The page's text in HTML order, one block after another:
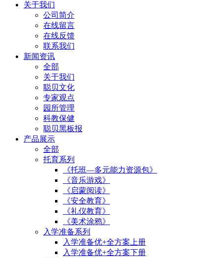
关于我们
公司简介
在线留言
在线反馈
联系我们
新闻资讯
全部
关于我们
聪贝文化
专家观点
园所管理
科教保健
聪贝黑板报
产品展示
全部
托育系列
《托班—多元能力资源包》
《音乐游戏》
《启蒙阅读》
《安全教育》
《礼仪教育》
《美术涂鸦》
入学准备系列
入学准备优+全方案上册
入学准备优+全方案下册